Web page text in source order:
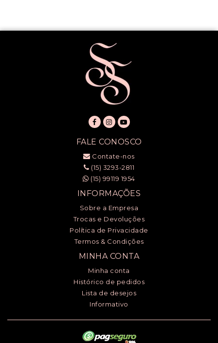
FALE CONOSCO
Contate-nos
(15) 3293-2811
(15) 99119 1954
INFORMAÇÕES
Sobre a Empresa
Trocas e Devoluções
Política de Privacidade
Termos & Condições
MINHA CONTA
Minha conta
Histórico de pedidos
Lista de desejos
Informativo